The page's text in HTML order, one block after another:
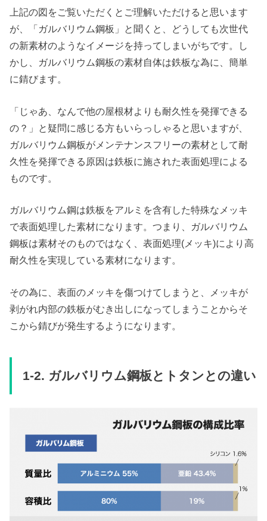
上記の図をご覧いただくとご理解いただけると思います
が、「ガルバリウム鋼板」と聞くと、どうしても次世代
の新素材のようなイメージを持ってしまいがちです。し
かし、ガルバリウム鋼板の素材自体は鉄板な為に、簡単
に錆びます。
「じゃあ、なんで他の屋根材よりも耐久性を発揮できる
の？」と疑問に感じる方もいらっしゃると思いますが、
ガルバリウム鋼板がメンテナンスフリーの素材として耐
久性を発揮できる原因は鉄板に施された表面処理による
ものです。
ガルバリウム鋼は鉄板をアルミを含有した特殊なメッキ
で表面処理した素材になります。つまり、ガルバリウム
鋼板は素材そのものではなく、表面処理(メッキ)により高
耐久性を実現している素材になります。
その為に、表面のメッキを傷つけてしまうと、メッキが
剥がれ内部の鉄板がむき出しになってしまうことからそ
こから錆びが発生するようになります。
1-2. ガルバリウム鋼板とトタンとの違い